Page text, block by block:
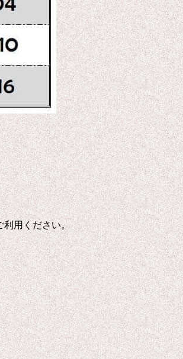
利用ください。